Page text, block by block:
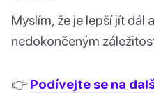
Myslím, že je lepší jít dál
nedokončeným
👉 Podívejte se na